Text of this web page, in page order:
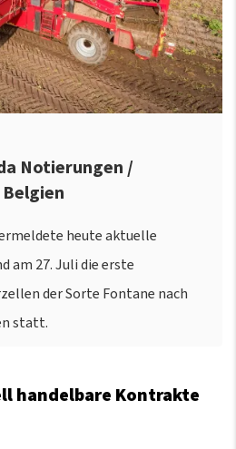
Notierungen /
heute aktuelle
am 27. Juli die erste
der Sorte Fontane nach
statt.
handelbare Kontrakte